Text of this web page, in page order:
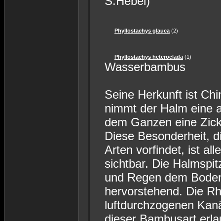
Phyllostachys glauca (2)
Phyllostachys heteroclada (1)
Wasserbambus
Seine Herkunft ist
nimmt der Halm eine
dem Ganzen eine
Diese Besonderheit,
Arten vorfindet, ist
sichtbar. Die
und Regen dem
hervorstehend. Die
luftdurchzogenen